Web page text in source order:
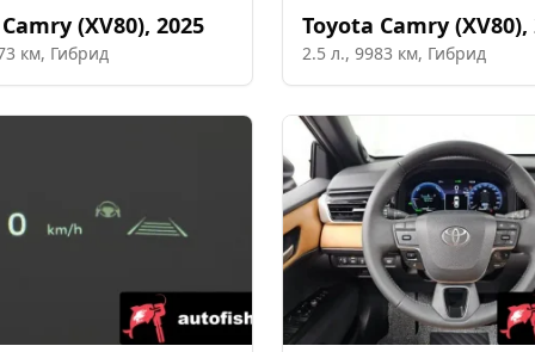
Camry (XV80), 2025
км, Гибрид
Toyota Camry (XV80),
2.5 л., 9983 км, Гибрид